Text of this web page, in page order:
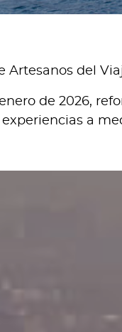
Artesanos del
de 2026,
a